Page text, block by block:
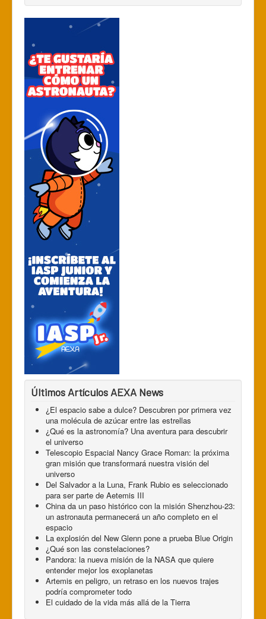
Últimos Artículos AEXA News
¿El espacio sabe a dulce? Descubren por primera vez
una molécula de azúcar entre las estrellas
¿Qué es la astronomía? Una aventura para descubrir
el universo
Telescopio Espacial Nancy Grace Roman: la próxima
gran misión que transformará nuestra visión del
universo
Del Salvador a la Luna, Frank Rubio es seleccionado
para ser parte de Aetemis III
China da un paso histórico con la misión Shenzhou-23:
un astronauta permanecerá un año completo en el
espacio
La explosión del New Glenn pone a prueba Blue Origin
¿Qué son las constelaciones?
Pandora: la nueva misión de la NASA que quiere
entender mejor los exoplanetas
Artemis en peligro, un retraso en los nuevos trajes
podría comprometer todo
El cuidado de la vida más allá de la Tierra